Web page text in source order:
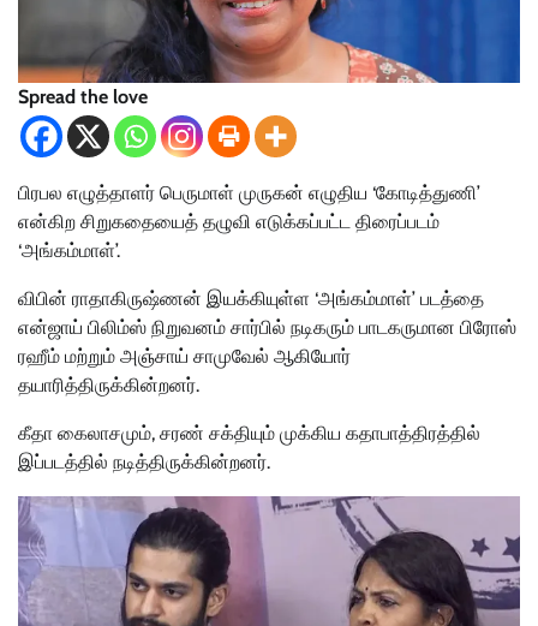
Spread the love
பிரபல எழுத்தாளர் பெருமாள் முருகன் எழுதிய ‘கோடித்துணி’
என்கிற சிறுகதையைத் தழுவி எடுக்கப்பட்ட திரைப்படம்
‘அங்கம்மாள்’.
விபின் ராதாகிருஷ்ணன் இயக்கியுள்ள ‘அங்கம்மாள்’ படத்தை
என்ஜாய் பிலிம்ஸ் நிறுவனம் சார்பில் நடிகரும் பாடகருமான பிரோஸ்
ரஹீம் மற்றும் அஞ்சாய் சாமுவேல் ஆகியோர்
தயாரித்திருக்கின்றனர்.
கீதா கைலாசமும், சரண் சக்தியும் முக்கிய கதாபாத்திரத்தில்
இப்படத்தில் நடித்திருக்கின்றனர்.